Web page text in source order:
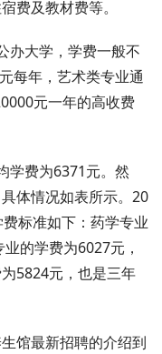
费及教材费等。
办大学，学费一般不
每年，艺术类专业通
元一年的高收费
学费为6371元。然
体情况如表所示。20
标准如下：药学专业
的学费为6027元，
5824元，也是三年
馆最新招聘的介绍到